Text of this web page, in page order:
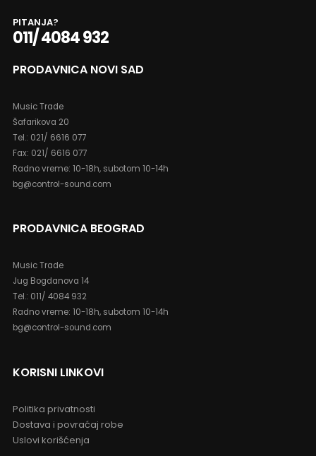
PITANJA?
011/ 4084 932
Tel.: 021/ 6616 077
Fax: 021/ 6616 077
Radno vreme: 10-18h, subotom 10-14h
bg@control-sound.com
Jug Bogdanova 14
Tel.: 011/ 4084 932
Radno vreme: 10-18h, subotom 10-14h